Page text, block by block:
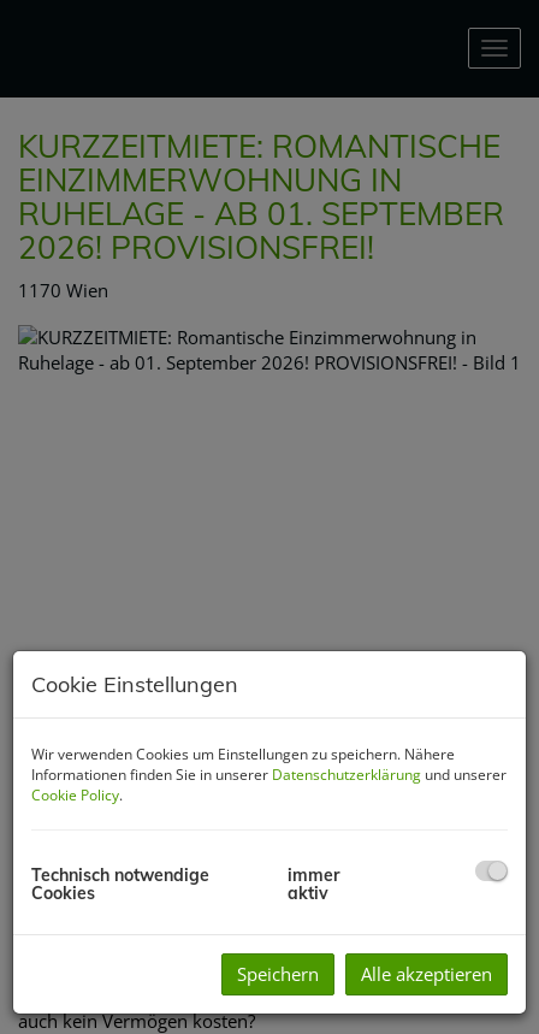
KURZZEITMIETE: ROMANTISCHE
EINZIMMERWOHNUNG IN
RUHELAGE - AB 01. SEPTEMBER
2026! PROVISIONSFREI!
1170 Wien
Sie suchen für ein paar Wochen oder Monate eine gepflegte,
schöne Wohnung in der Stadt Wien? Und das Ganze soll
auch kein Vermögen kosten?
Cookie Einstellungen
Wir verwenden Cookies um Einstellungen zu speichern. Nähere
Informationen finden Sie in unserer Datenschutzerklärung und unserer
Cookie Policy.
Technisch notwendige
Cookies
immer
aktiv
Speichern Alle akzeptieren